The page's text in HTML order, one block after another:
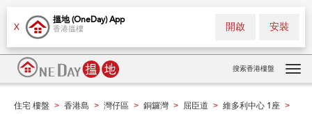
X
搵地 (OneDay) App
香港搵樓 安裝
開啟
搜索香港樓盤
住宅 樓盤 > 香港島 > 灣仔區 > 銅鑼灣 > 屈臣道 > 維多利中心 1座 >